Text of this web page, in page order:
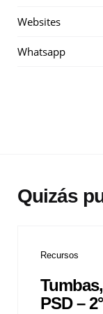
Websites
Whatsapp
Quizás
Recursos
PSD –